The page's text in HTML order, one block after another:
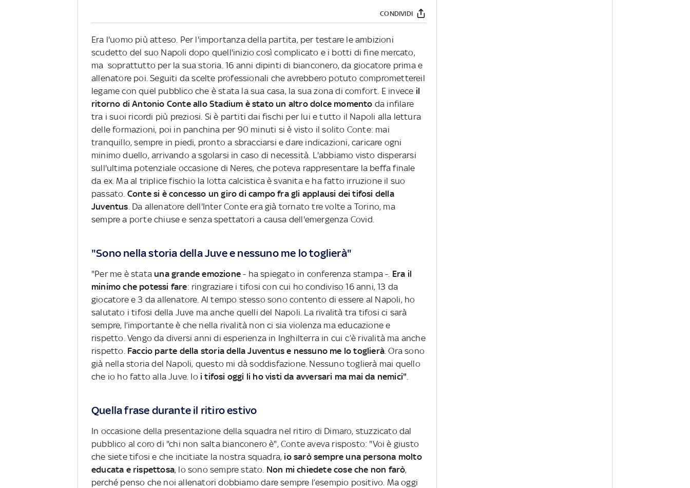
CONDIVIDI
Era l'uomo più atteso. Per l'importanza della partita, per testare le ambizioni
scudetto del suo Napoli dopo quell'inizio così complicato e i botti di fine mercato,
ma soprattutto per la sua storia. 16 anni dipinti di bianconero, da giocatore prima e
allenatore poi. Seguiti da scelte professionali che avrebbero potuto compromettereil
legame con quel pubblico che è stata la sua casa, la sua zona di comfort. E invece il
ritorno di Antonio Conte allo Stadium è stato un altro dolce momento da infilare
tra i suoi ricordi più preziosi. Si è partiti dai fischi per lui e tutto il Napoli alla lettura
delle formazioni, poi in panchina per 90 minuti si è visto il solito Conte: mai
tranquillo, sempre in piedi, pronto a sbracciarsi e dare indicazioni, caricare ogni
minimo duello, arrivando a sgolarsi in caso di necessità. L'abbiamo visto disperarsi
sull'ultima potenziale occasione di Neres, che poteva rappresentare la beffa finale
da ex. Ma al triplice fischio la lotta calcistica è svanita e ha fatto irruzione il suo
passato. Conte si è concesso un giro di campo fra gli applausi dei tifosi della
Juventus. Da allenatore dell'Inter Conte era già tornato tre volte a Torino, ma
sempre a porte chiuse e senza spettatori a causa dell'emergenza Covid.
"Sono nella storia della Juve e nessuno me lo toglierà"
"Per me è statauna grande emozione - ha spiegato in conferenza stampa -. Era il
minimo che potessi fare: ringraziare i tifosi con cui ho condiviso 16 anni, 13 da
giocatore e 3 da allenatore. Al tempo stesso sono contento di essere al Napoli, ho
salutato i tifosi della Juve ma anche quelli del Napoli. La rivalità tra tifosi ci sarà
sempre, l’importante è che nella rivalità non ci sia violenza ma educazione e
rispetto. Vengo da diversi anni di esperienza in Inghilterra in cui c’è rivalità ma anche
rispetto. Faccio parte della storia della Juventus e nessuno me lo toglierà. Ora sono
già nella storia del Napoli, questo mi dà soddisfazione. Nessuno toglierà mai quello
che io ho fatto alla Juve. Io i tifosi oggi li ho visti da avversari ma mai da nemici".
Quella frase durante il ritiro estivo
In occasione della presentazione della squadra nel ritiro di Dimaro, stuzzicato dal
pubblico al coro di "chi non salta bianconero è", Conte aveva risposto: "Voi è giusto
che siete tifosi e che incitiate la nostra squadra, io sarò sempre una persona molto
educata e rispettosa, lo sono sempre stato. Non mi chiedete cose che non farò,
perché penso che noi allenatori dobbiamo dare sempre l’esempio positivo. Ma oggi